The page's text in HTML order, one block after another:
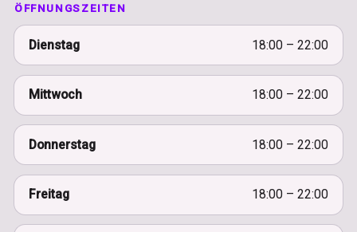
ÖFFNUNGSZEITEN
Dienstag 18:00 – 22:00
Mittwoch 18:00 – 22:00
Donnerstag 18:00 – 22:00
Freitag 18:00 – 22:00